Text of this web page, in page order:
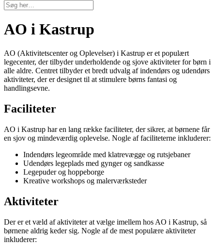
AO i Kastrup
AO (Aktivitetscenter og Oplevelser) i Kastrup er et populært
legecenter, der tilbyder underholdende og sjove aktiviteter for børn i
alle aldre. Centret tilbyder et bredt udvalg af indendørs og udendørs
aktiviteter, der er designet til at stimulere børns fantasi og
handlingsevne.
Faciliteter
AO i Kastrup har en lang række faciliteter, der sikrer, at børnene får
en sjov og mindeværdig oplevelse. Nogle af faciliteterne inkluderer:
Indendørs legeområde med klatrevægge og rutsjebaner
Udendørs legeplads med gynger og sandkasse
Legepuder og hoppeborge
Kreative workshops og malerværksteder
Aktiviteter
Der er et væld af aktiviteter at vælge imellem hos AO i Kastrup, så
børnene aldrig keder sig. Nogle af de mest populære aktiviteter
inkluderer: